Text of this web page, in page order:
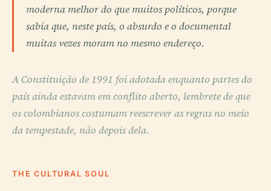
moderna melhor do que muitos políticos, porque
sabia que, neste país, o absurdo e o documental
muitas vezes moram no mesmo endereço.
A Constituição de 1991 foi adotada enquanto partes do
país ainda estavam em conflito aberto, lembrete de que
os colombianos costumam reescrever as regras no meio
da tempestade, não depois dela.
THE CULTURAL SOUL